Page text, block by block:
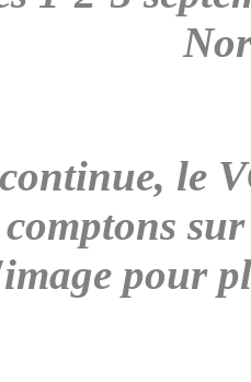
le
comptons
pour